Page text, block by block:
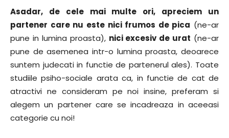
Asadar, de cele mai multe ori, apreciem un
partener care nu este nici frumos de pica (ne-ar
pune in lumina proasta), nici excesiv de urat (ne-ar
pune de asemenea intr-o lumina proasta, deoarece
suntem judecati in functie de partenerul ales). Toate
studiile psiho-sociale arata ca, in functie de cat de
atractivi ne consideram pe noi insine, preferam si
alegem un partener care se incadreaza in aceeasi
categorie cu noi!